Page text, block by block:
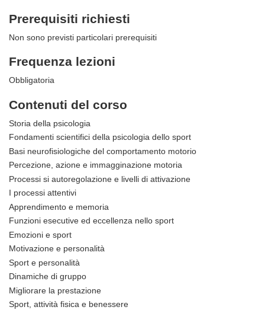
Prerequisiti richiesti
Non sono previsti particolari prerequisiti
Frequenza lezioni
Obbligatoria
Contenuti del corso
Storia della psicologia
Fondamenti scientifici della psicologia dello sport
Basi neurofisiologiche del comportamento motorio
Percezione, azione e immagginazione motoria
Processi si autoregolazione e livelli di attivazione
I processi attentivi
Apprendimento e memoria
Funzioni esecutive ed eccellenza nello sport
Emozioni e sport
Motivazione e personalità
Sport e personalità
Dinamiche di gruppo
Migliorare la prestazione
Sport, attività fisica e benessere